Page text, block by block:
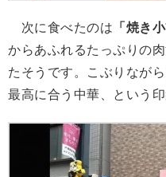
次に食べたのは 「焼き
からあふれるたっぷりの
たそうです。こぶりなが
最高に合う中華、という印